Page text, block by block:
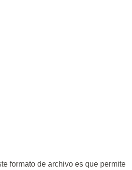
formato de archivo es que permite